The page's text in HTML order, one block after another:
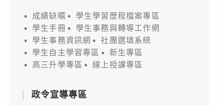
成績缺曠
學生學習歷程檔案專區
學生手冊
學生事務與轉導工作網
學生事務資訊網
社團選填系統
學生自主學習專區
新生專區
高三升學專區
線上授課專區
政令宣導專區